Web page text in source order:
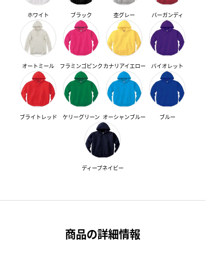
ホワイト ブラック 杢グレー バーガンディ
オートミール フラミンゴピンクカナリアイエロー バイオレット
ブライトレッド ケリーグリーン オーシャンブルー ブルー
ディープネイビー
商品の詳細情報